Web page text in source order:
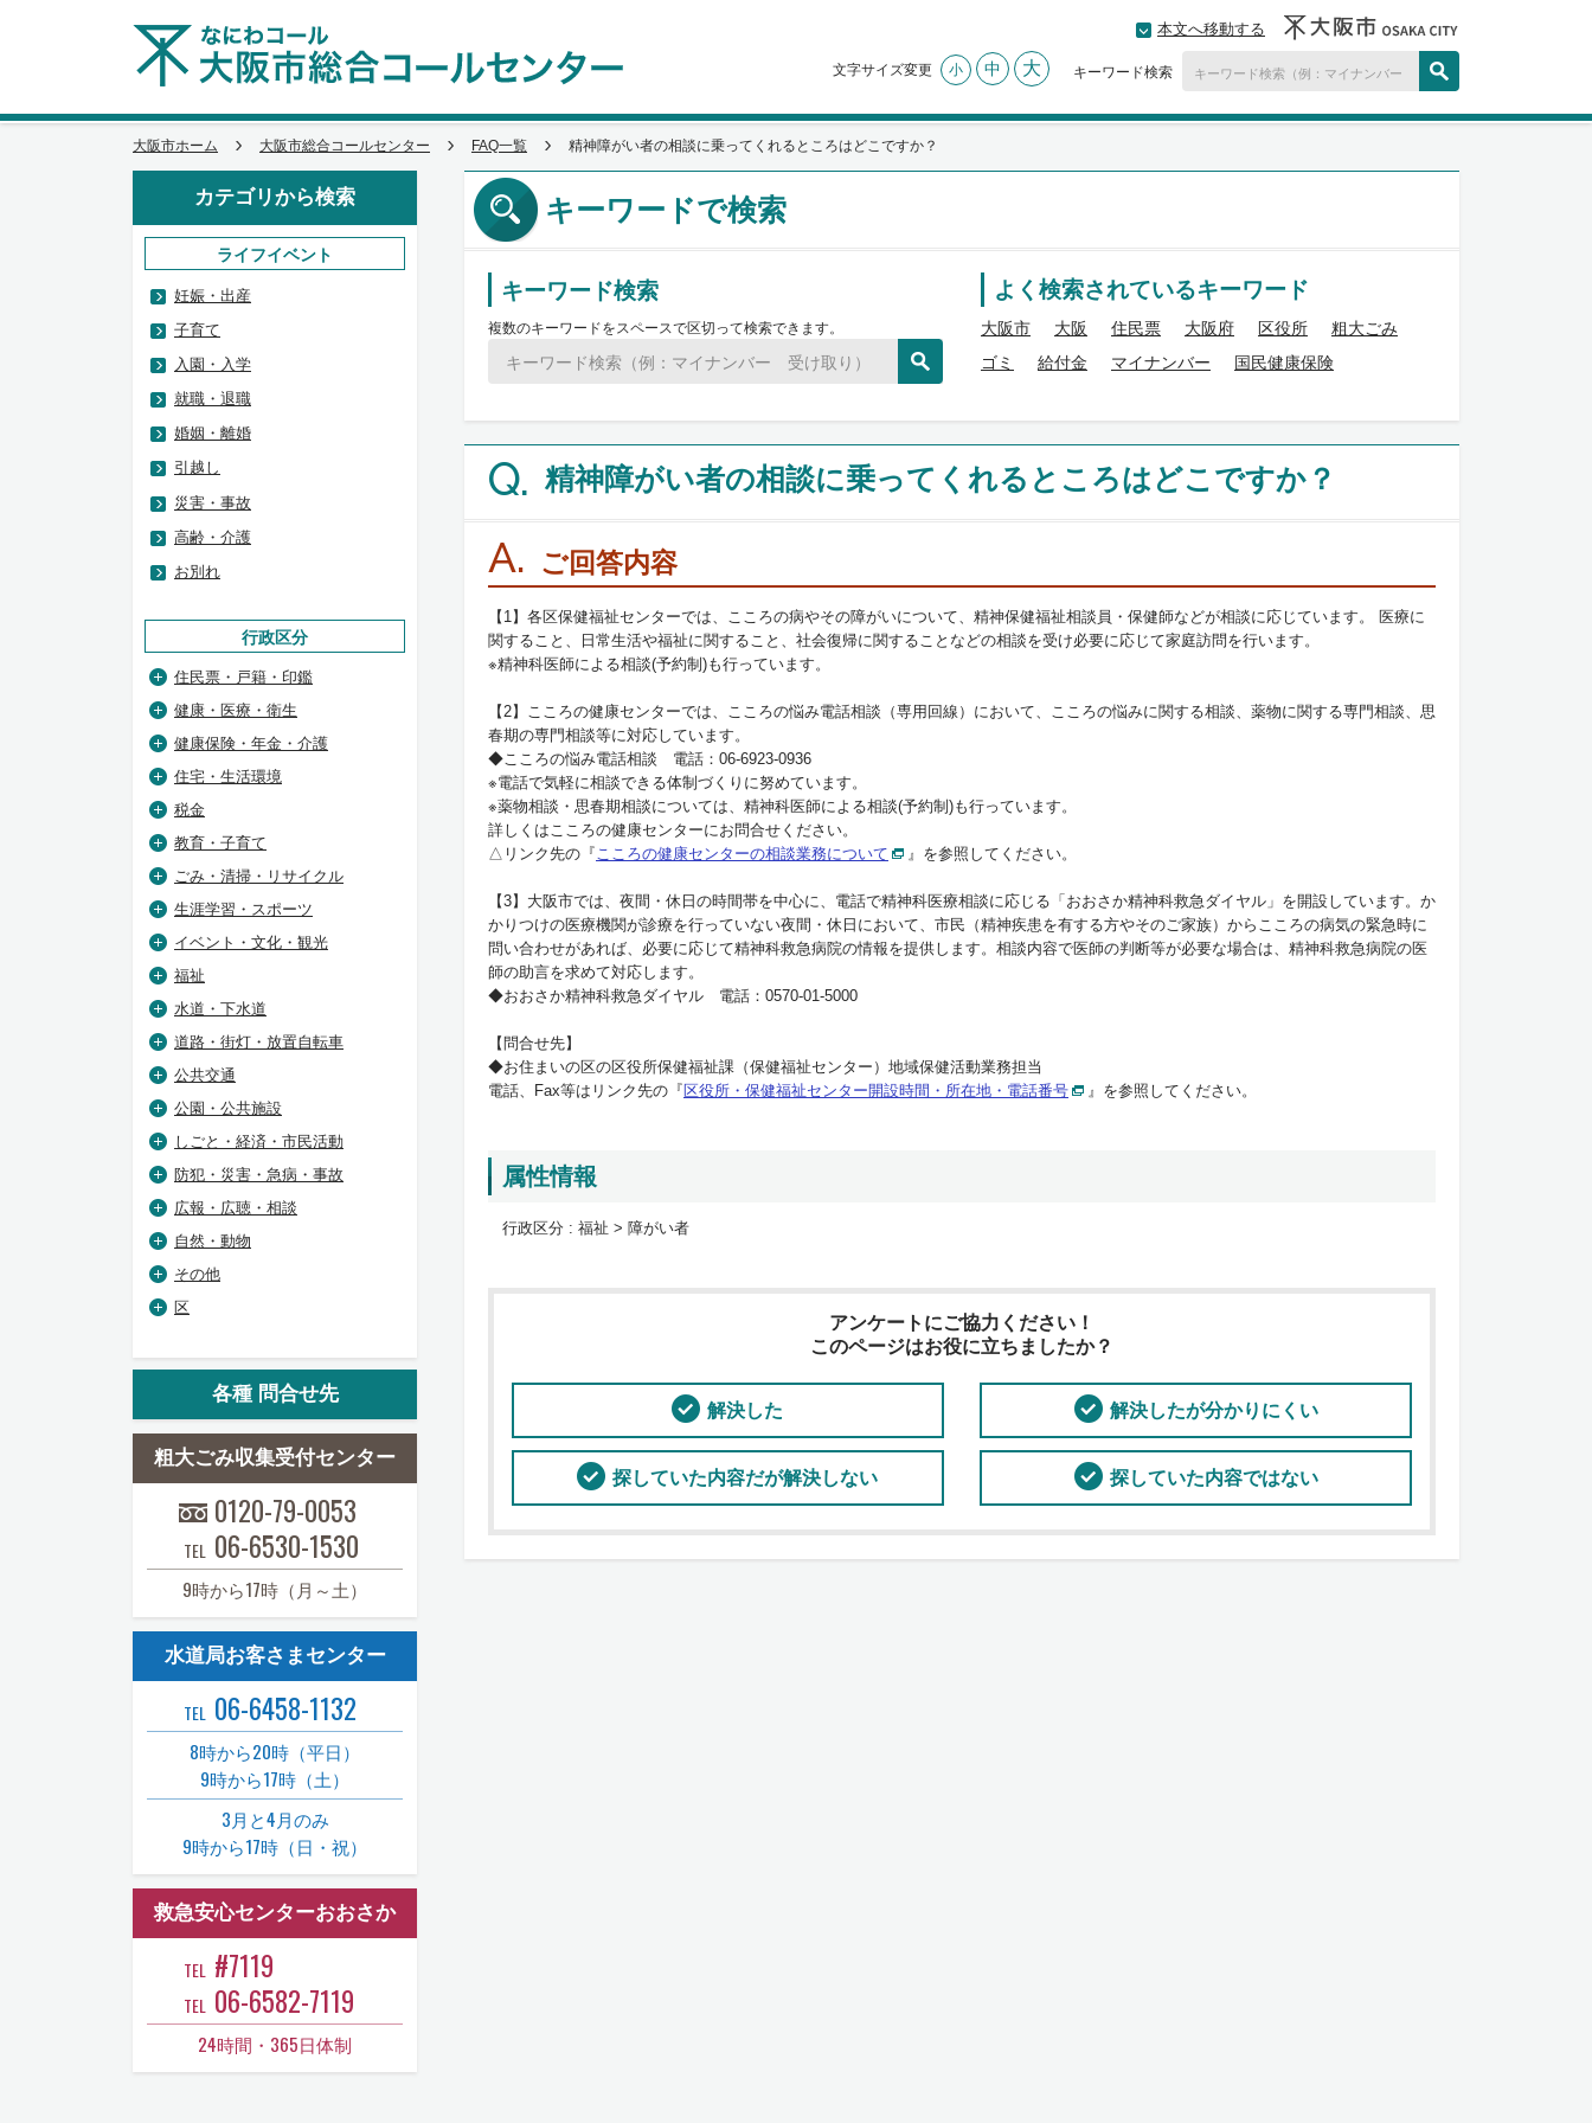
本文へ移動する
文字サイズ変更 小 中 大 キーワード検索
大阪市ホーム 大阪市総合コールセンター FAQ一覧 精神障がい者の相談に乗ってくれるところはどこですか？
キーワードで検索
キーワード検索
複数のキーワードをスペースで区切って検索できます。
よく検索されているキーワード
大阪市 大阪 住民票 大阪府 区役所
粗大ごみ
ゴミ
給付金 マイナンバー 国民健康保険
Q. 精神障がい者の相談に乗ってくれるところはどこですか？
A. ご回答内容
【1】各区保健福祉センターでは、こころの病やその障がいについて、精神保健福祉相談員・保健師などが相談に応じています。 医療に
関すること、日常生活や福祉に関すること、社会復帰に関することなどの相談を受け必要に応じて家庭訪問を行います。
※精神科医師による相談(予約制)も行っています。
【2】こころの健康センターでは、こころの悩み電話相談（専用回線）において、こころの悩みに関する相談、薬物に関する専門相談、思
春期の専門相談等に対応しています。
◆こころの悩み電話相談 電話：06-6923-0936
※電話で気軽に相談できる体制づくりに努めています。
※薬物相談・思春期相談については、精神科医師による相談(予約制)も行っています。
詳しくはこころの健康センターにお問合せください。
△リンク先の『こころの健康センターの相談業務について 』を参照してください。
【3】大阪市では、夜間・休日の時間帯を中心に、電話で精神科医療相談に応じる「おおさか精神科救急ダイヤル」を開設しています。か
かりつけの医療機関が診療を行っていない夜間・休日において、市民（精神疾患を有する方やそのご家族）からこころの病気の緊急時に
問い合わせがあれば、必要に応じて精神科救急病院の情報を提供します。相談内容で医師の判断等が必要な場合は、精神科救急病院の医
師の助言を求めて対応します。
◆おおさか精神科救急ダイヤル 電話：0570-01-5000
【問合せ先】
◆お住まいの区の区役所保健福祉課（保健福祉センター）地域保健活動業務担当
電話、Fax等はリンク先の『区役所・保健福祉センター開設時間・所在地・電話番号 』を参照してください。
属性情報
行政区分 : 福祉 > 障がい者
アンケートにご協力ください！
このページはお役に立ちましたか？
解決した 解決したが分かりにくい
探していた内容だが解決しない 探していた内容ではない
カテゴリから検索
ライフイベント
妊娠・出産
子育て
入園・入学
就職・退職
婚姻・離婚
引越し
災害・事故
高齢・介護
お別れ
行政区分
住民票・戸籍・印鑑
健康・医療・衛生
健康保険・年金・介護
住宅・生活環境
税金
教育・子育て
ごみ・清掃・リサイクル
生涯学習・スポーツ
イベント・文化・観光
福祉
水道・下水道
道路・街灯・放置自転車
公共交通
公園・公共施設
しごと・経済・市民活動
防犯・災害・急病・事故
広報・広聴・相談
自然・動物
その他
区
各種 問合せ先
粗大ごみ収集受付センター
0120-79-0053
TEL 06-6530-1530
9時から17時（月～土）
水道局お客さまセンター
TEL 06-6458-1132
8時から20時（平日）
9時から17時（土）
3月と4月のみ
9時から17時（日・祝）
救急安心センターおおさか
TEL #7119
TEL 06-6582-7119
24時間・365日体制